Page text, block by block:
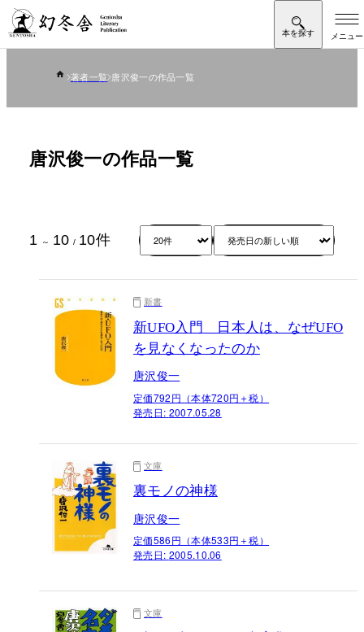
著者一覧 唐沢俊一の作品一覧
唐沢俊一の作品一覧
1 ～ 10 / 10件
新書
新UFO入門 日本人は、なぜUFO
を見なくなったのか
唐沢俊一
定価792円（本体720円＋税）
発売日: 2007.05.28
文庫
裏モノの神様
唐沢俊一
定価586円（本体533円＋税）
発売日: 2005.10.06
文庫